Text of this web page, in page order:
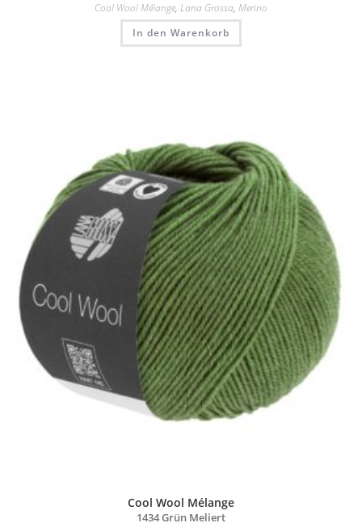
Cool Wool Mélange, Lana Grossa, Merino
In den Warenkorb
Cool Wool Mélange
1434 Grün Meliert